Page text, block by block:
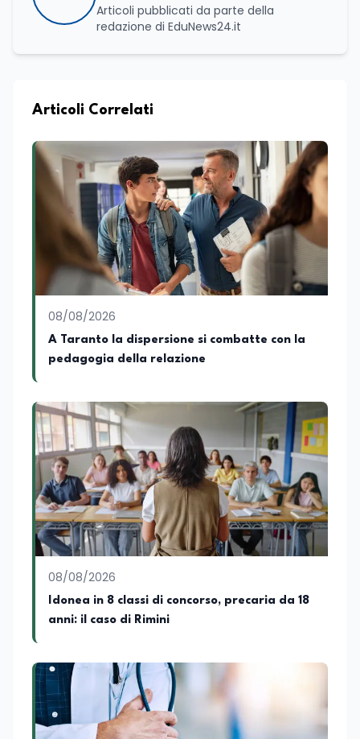
Articoli pubblicati da parte della
redazione di EduNews24.it
Articoli Correlati
08/08/2026
A Taranto la dispersione si combatte con la
pedagogia della relazione
08/08/2026
Idonea in 8 classi di concorso, precaria da 18
anni: il caso di Rimini